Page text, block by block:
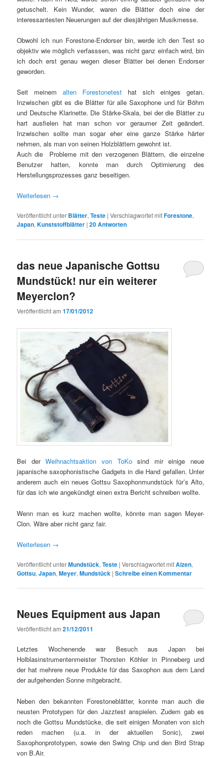
getuschelt. Kein Wunder, waren die Blätter doch eine der
interessantesten Neuerungen auf der diesjährigen Musikmesse.
Obwohl ich nun Forestone-Endorser bin, werde ich den Test so
objektiv wie möglich verfasssen, was nicht ganz einfach wird, bin
ich doch erst genau wegen dieser Blätter bei denen Endorser
geworden.
Seit meinemalten Forestonetest hat sich einiges getan.
Inzwischen gibt es die Blätter für alle Saxophone und für Böhm
und Deutsche Klarinette. Die Stärke-Skala, bei der die Blätter zu
hart ausfielen hat man schon vor geraumer Zeit geändert.
Inzwischen sollte man sogar eher eine ganze Stärke härter
nehmen, als man von seinen Holzblättern gewohnt ist.
Auch die Probleme mit den verzogenen Blättern, die einzelne
Benutzer hatten, konnte man durch Optimierung des
Herstellungsprozesses ganz beseitigen.
Weiterlesen →
Veröffentlicht unter Blätter,Teste |Verschlagwortet mitForestone,
Japan,Kunststoffblätter |20Antworten
das neue Japanische Gottsu
Mundstück! nur ein weiterer
Meyerclon?
Veröffentlicht am17/01/2012
Bei derWeihnachtsaktion von ToKosind mir einige neue
japanische saxophonistische Gadgets in die Hand gefallen. Unter
anderem auch ein neues Gottsu Saxophonmundstück für’s Alto,
für das ich wie angekündigt einen extra Bericht schreiben wollte.
Wenn man es kurz machen wollte, könnte man sagen Meyer-
Clon. Wäre aber nicht ganz fair.
Weiterlesen →
Veröffentlicht unterMundstück,Teste |Verschlagwortet mitAizen,
Gottsu,Japan,Meyer,Mundstück |Schreibe einen Kommentar
Neues Equipment aus Japan
Veröffentlicht am21/12/2011
Letztes Wochenende war Besuch aus Japan bei
Holblasinstrumentenmeister Thorsten Köhler in Pinneberg und
der hat mehrere neue Produkte für das Saxophon aus dem Land
der aufgehenden Sonne mitgebracht.
Neben den bekannten Forestoneblätter, konnte man auch die
neusten Prototypen für den Jazztest anspielen. Zudem gab es
noch die Gottsu Mundstücke, die seit einigen Monaten von sich
reden machen (u.a. in der aktuellen Sonic), zwei
Saxophonprototypen, sowie den Swing Chip und den Bird Strap
von B.Air.